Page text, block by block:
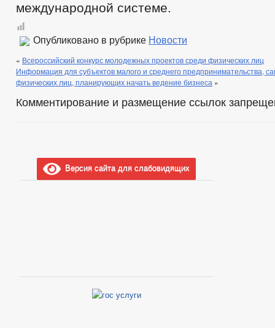
международной системе.
Опубликовано в рубрике Новости
« Всероссийский конкурс молодежных проектов среди физических лиц
Информация для субъектов малого и среднего предпринимательства,
физических лиц, планирующих начать ведение бизнеса »
Комментирование и размещение ссылок
Версия сайта для слабовидящих